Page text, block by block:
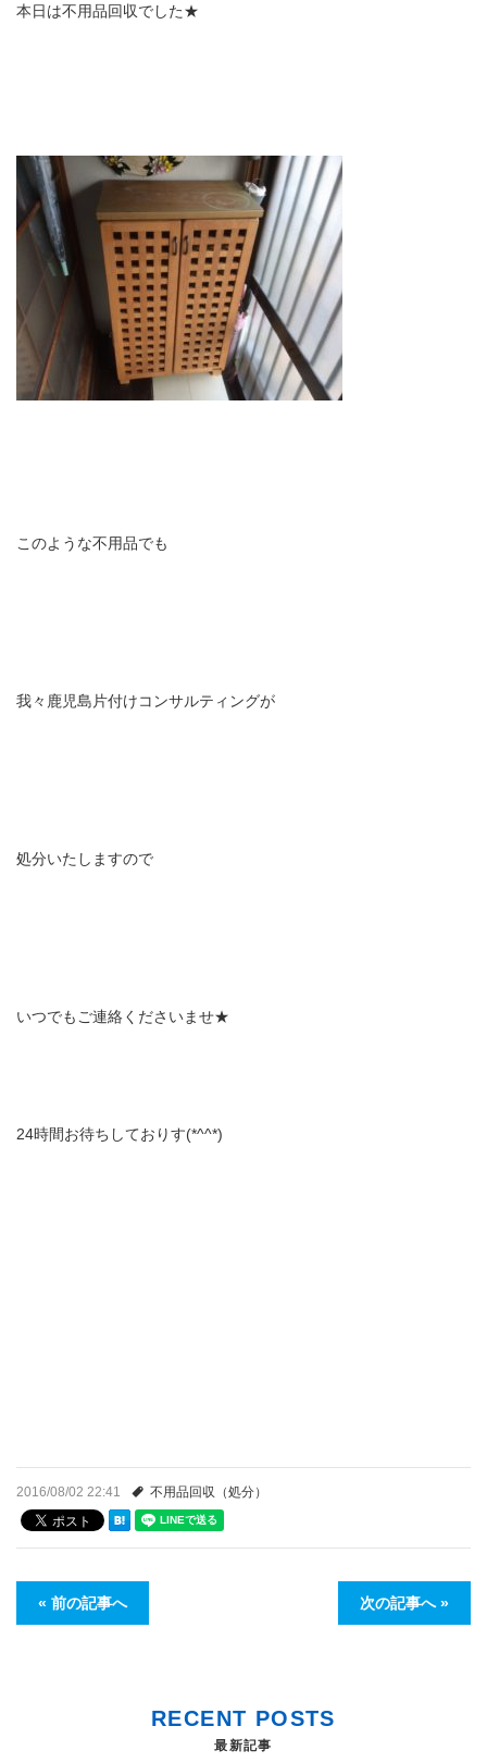
本日は不用品回収でした★
このような不用品でも
我々鹿児島片付けコンサルティングが
処分いたしますので
いつでもご連絡くださいませ★
24時間お待ちしておりす(*^^*)
2016/08/02 22:41 不用品回収（処分）
« 前の記事へ 次の記事へ »
RECENT POSTS
最新記事